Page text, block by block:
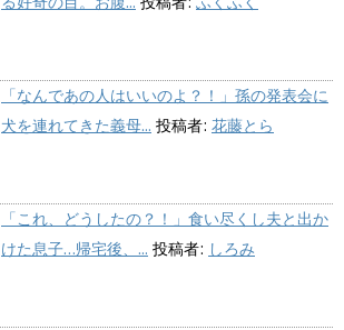
「なんであの人はいいのよ？！」孫の発表会に
犬を連れてきた義母... 投稿者: 花藤とら
「これ、どうしたの？！」食い尽くし夫と出か
けた息子…帰宅後、... 投稿者: しろみ